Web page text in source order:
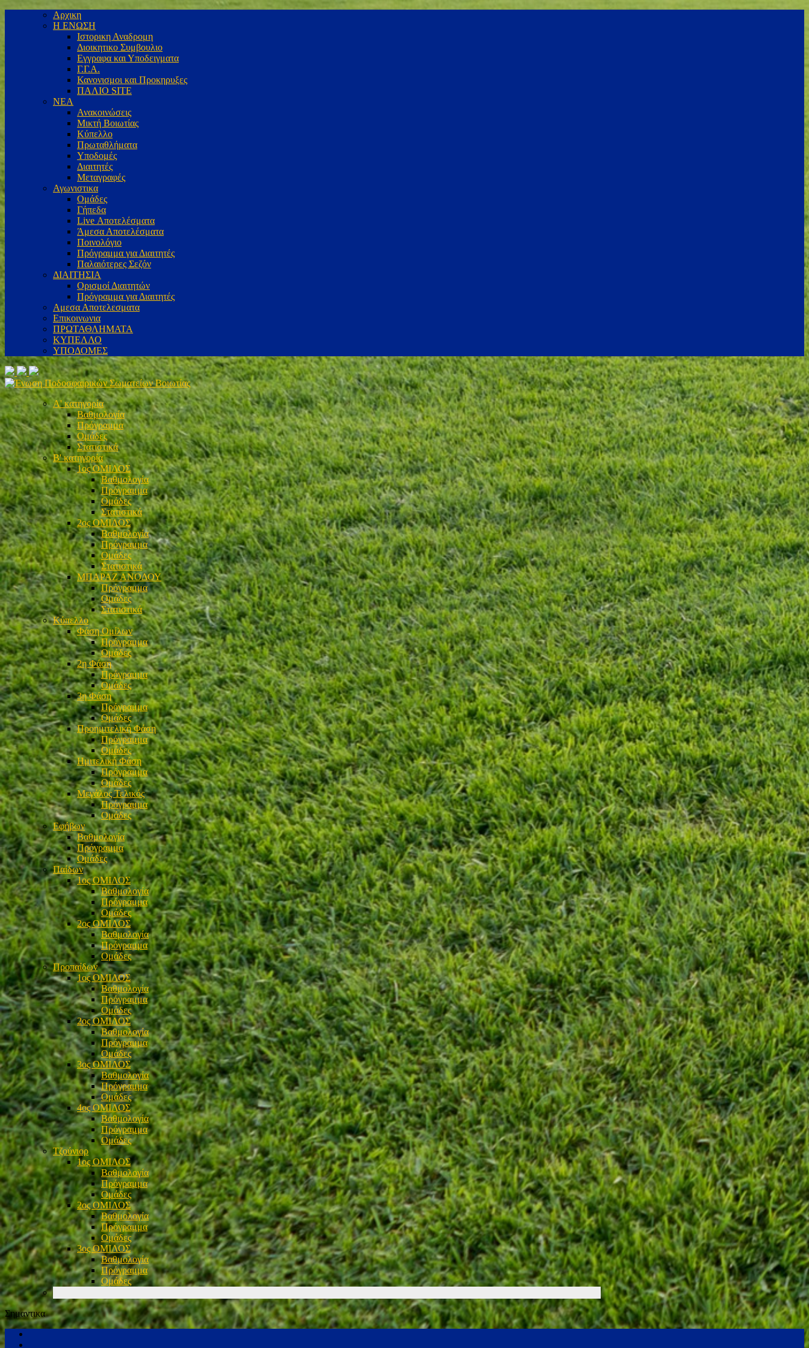
Αρχικη
Η ΕΝΩΣΗ
Ιστορικη Αναδρομη
Διοικητικο Συμβουλιο
Εγγραφα και Υποδειγματα
Γ.Γ.Α.
Κανονισμοι και Προκηρυξες
ΠΑΛΙΟ SITE
ΝΕΑ
Ανακοινώσεις
Μικτή Βοιωτίας
Κύπελλο
Πρωταθλήματα
Υποδομές
Διαιτητές
Μεταγραφές
Αγωνιστικα
Ομάδες
Γήπεδα
Live Αποτελέσματα
Άμεσα Αποτελέσματα
Ποινολόγιο
Πρόγραμμα για Διαιτητές
Παλαιότερες Σεζόν
ΔΙΑΙΤΗΣΙΑ
Ορισμοί Διαιτητών
Πρόγραμμα για Διαιτητές
Αμεσα Αποτελεσματα
Επικοινωνια
ΠΡΩΤΑΘΛΗΜΑΤΑ
ΚΥΠΕΛΛΟ
ΥΠΟΔΟΜΕΣ
Α' κατηγορία
Βαθμολογία
Πρόγραμμα
Ομάδες
Στατιστικά
Β' κατηγορία
1ος ΟΜΙΛΟΣ
Βαθμολογία
Πρόγραμμα
Ομάδες
Στατιστικά
2ος ΟΜΙΛΟΣ
Βαθμολογία
Πρόγραμμα
Ομάδες
Στατιστικά
ΜΠΑΡΑΖ ΑΝΟΔΟΥ
Πρόγραμμα
Ομάδες
Στατιστικά
Κύπελλο
Φάση Ομίλων
Πρόγραμμα
Ομάδες
2η Φάση
Πρόγραμμα
Ομάδες
3η Φάση
Πρόγραμμα
Ομάδες
Προημιτελική Φάση
Πρόγραμμα
Ομάδες
Ημιτελική Φάση
Πρόγραμμα
Ομάδες
Μεγάλος Τελικός
Πρόγραμμα
Ομάδες
Εφήβων
Βαθμολογία
Πρόγραμμα
Ομάδες
Παίδων
1ος ΟΜΙΛΟΣ
Βαθμολογία
Πρόγραμμα
Ομάδες
2ος ΟΜΙΛΟΣ
Βαθμολογία
Πρόγραμμα
Ομάδες
Προπαίδων
1ος ΟΜΙΛΟΣ
Βαθμολογία
Πρόγραμμα
Ομάδες
2ος ΟΜΙΛΟΣ
Βαθμολογία
Πρόγραμμα
Ομάδες
3ος ΟΜΙΛΟΣ
Βαθμολογία
Πρόγραμμα
Ομάδες
4ος ΟΜΙΛΟΣ
Βαθμολογία
Πρόγραμμα
Ομάδες
Τζούνιορ
1ος ΟΜΙΛΟΣ
Βαθμολογία
Πρόγραμμα
Ομάδες
2ος ΟΜΙΛΟΣ
Βαθμολογία
Πρόγραμμα
Ομάδες
3ος ΟΜΙΛΟΣ
Βαθμολογία
Πρόγραμμα
Ομάδες
Σημαντικα